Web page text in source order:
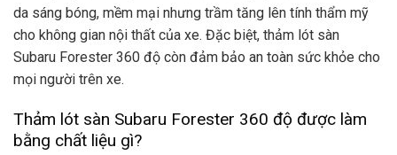
da sáng bóng, mềm mại nhưng trầm tăng lên tính thẩm mỹ
cho không gian nội thất của xe. Đặc biệt, thảm lót sàn
Subaru Forester 360 độ còn đảm bảo an toàn sức khỏe cho
mọi người trên xe.
Thảm lót sàn Subaru Forester 360 độ được làm
bằng chất liệu gì?